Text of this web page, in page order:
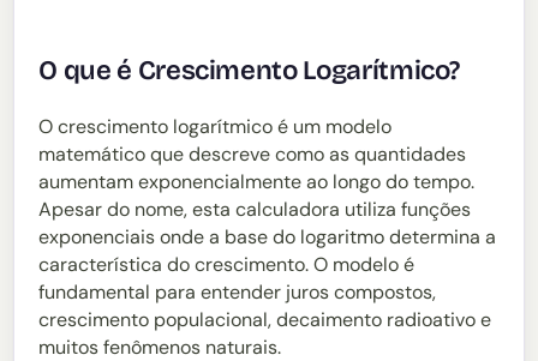
O que é Crescimento Logarítmico?
O crescimento logarítmico é um modelo
matemático que descreve como as quantidades
aumentam exponencialmente ao longo do tempo.
Apesar do nome, esta calculadora utiliza funções
exponenciais onde a base do logaritmo determina a
característica do crescimento. O modelo é
fundamental para entender juros compostos,
crescimento populacional, decaimento radioativo e
muitos fenômenos naturais.